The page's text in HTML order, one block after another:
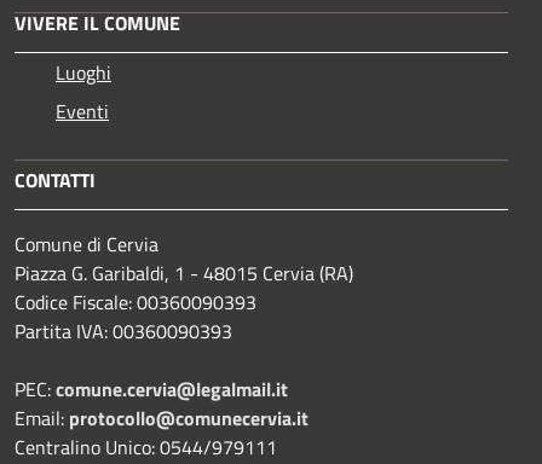
VIVERE IL COMUNE
Luoghi
Eventi
CONTATTI
Comune di Cervia
Piazza G. Garibaldi, 1 - 48015 Cervia (RA)
Codice Fiscale: 00360090393
Partita IVA: 00360090393
PEC:comune.cervia@legalmail.it
Email: protocollo@comunecervia.it
Centralino Unico: 0544/979111